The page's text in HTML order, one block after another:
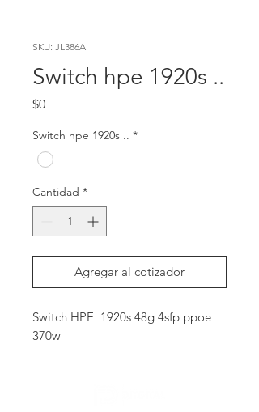
SKU: JL386A
Switch hpe 1920s ..
$0Precio
Switch hpe 1920s .. *
Cantidad *
Agregar al cotizador
Switch HPE  1920s 48g 4sfp ppoe
370w